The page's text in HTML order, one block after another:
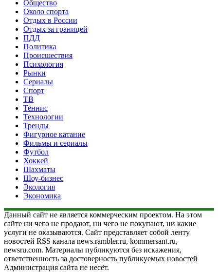
Общество
Около спорта
Отдых в России
Отдых за границей
ПДД
Политика
Происшествия
Психология
Рынки
Сериалы
Спорт
ТВ
Теннис
Технологии
Тренды
Фигурное катание
Фильмы и сериалы
Футбол
Хоккей
Шахматы
Шоу-бизнес
Экология
Экономика
Данный сайт не является коммерческим проектом. На этом
сайте ни чего не продают, ни чего не покупают, ни какие
услуги не оказываются. Сайт представляет собой ленту
новостей RSS канала news.rambler.ru, kommersant.ru,
newsru.com. Материалы публикуются без искажения,
ответственность за достоверность публикуемых новостей
Администрация сайта не несёт.